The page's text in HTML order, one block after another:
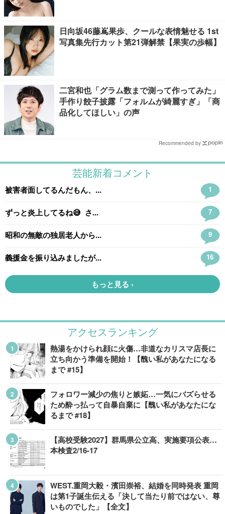
日向坂46藤嶌果歩、クールな表情魅せる 1st
写真集先行カット第21弾解禁【果実の歩幅】
二宮和也「グラム数まで測って作ってみた」
手作り餃子披露「フォルムが綺麗すぎ」「商
品化してほしい」の声
Recommended by
アクセスランキング
熱湯をかけられ顔に火傷…非道なカリスマ店長に
立ち向かう準備を開始！【醜い私があなたになる
まで #15】
フォロワー減少の焦りと嫉妬…一気にバズらせる
ため酔っ払って自暴自棄に【醜い私があなたにな
るまで #18】
【高校受験2027】群馬県公立高、実施要項公表…
本検査2/16-17
WEST.重岡大毅・濱田崇裕、結婚を同時発表 重岡
は第1子誕生伝える「決して当たり前ではない、尊
いものでした」【全文】